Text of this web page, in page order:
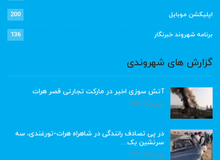
اپلیکشن موبایل 200
برنامه شهروند خبرنگار 136
گزارش های شهروندی
آتش سوزی اخیر در مارکت تجارتی قصر هرات
ژوئن 22, 2023
در پی تصادف رانندگی در شاهراه هرات-تورغندی، سه
سرنشین یک…
ژوئن 15, 2023